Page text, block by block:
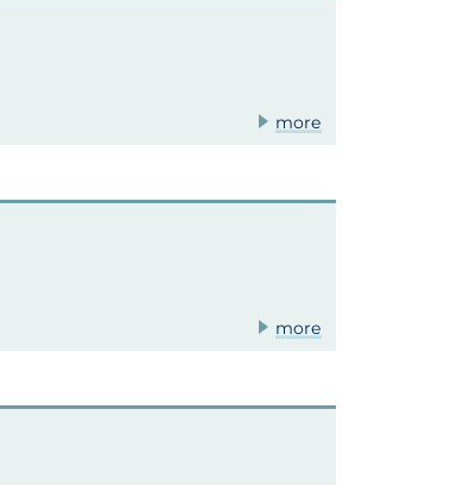
more
more